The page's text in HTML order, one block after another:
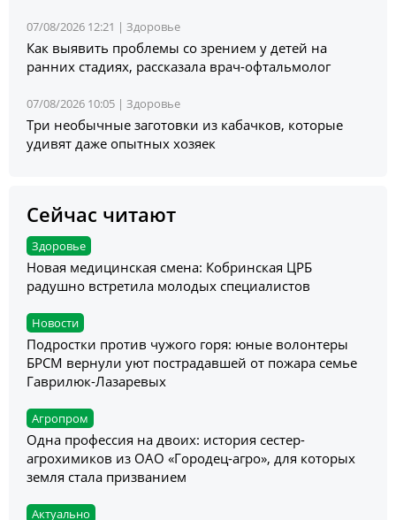
07/08/2026 12:21 | Здоровье
Как выявить проблемы со зрением у детей на
ранних стадиях, рассказала врач-офтальмолог
07/08/2026 10:05 | Здоровье
Три необычные заготовки из кабачков, которые
удивят даже опытных хозяек
Сейчас читают
Здоровье
Новая медицинская смена: Кобринская ЦРБ
радушно встретила молодых специалистов
Новости
Подростки против чужого горя: юные волонтеры
БРСМ вернули уют пострадавшей от пожара семье
Гаврилюк-Лазаревых
Агропром
Одна профессия на двоих: история сестер-
агрохимиков из ОАО «Городец-агро», для которых
земля стала призванием
Актуально